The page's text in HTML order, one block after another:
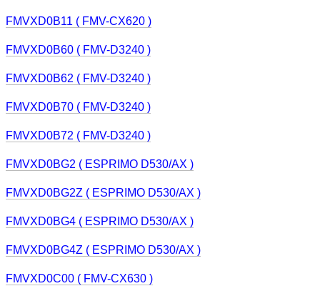
FMVXD0B11 ( FMV-CX620 )
FMVXD0B60 ( FMV-D3240 )
FMVXD0B62 ( FMV-D3240 )
FMVXD0B70 ( FMV-D3240 )
FMVXD0B72 ( FMV-D3240 )
FMVXD0BG2 ( ESPRIMO D530/AX )
FMVXD0BG2Z ( ESPRIMO D530/AX )
FMVXD0BG4 ( ESPRIMO D530/AX )
FMVXD0BG4Z ( ESPRIMO D530/AX )
FMVXD0C00 ( FMV-CX630 )